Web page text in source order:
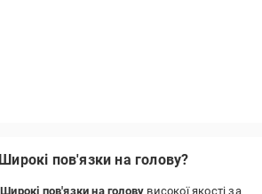
пов'язки на голову?
Широкі пов'язки на голову високої якості за